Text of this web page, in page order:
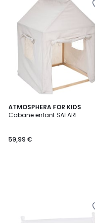
ATMOSPHERA FOR KIDS
Cabane enfant SAFARI
59,99 €